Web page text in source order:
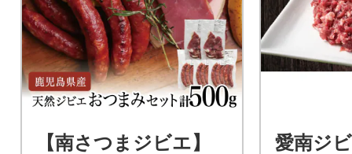
【南さつまジビエ】
愛南ジ